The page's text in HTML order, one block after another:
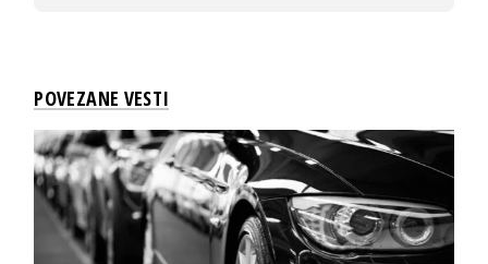
POVEZANE VESTI